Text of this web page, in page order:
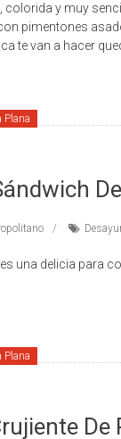
colorida y muy
pimentones
te van a hacer
Plana
una delicia para
Plana
De